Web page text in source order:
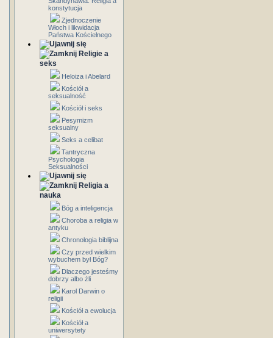
konstytucja
Zjednoczenie
Włoch i likwidacja
Państwa Kościelnego
Religie a
seks
Heloiza i Abelard
Kościół a
seksualność
Kościół i seks
Pesymizm
seksualny
Seks a celibat
Tantryczna
Psychologia
Seksualności
Religia a
nauka
Bóg a inteligencja
Choroba a religia w
antyku
Chronologia biblijna
Czy przed wielkim
wybuchem był Bóg?
Dlaczego jesteśmy
dobrzy albo źli
Karol Darwin o
religii
Kościół a ewolucja
Kościół a
uniwersytety